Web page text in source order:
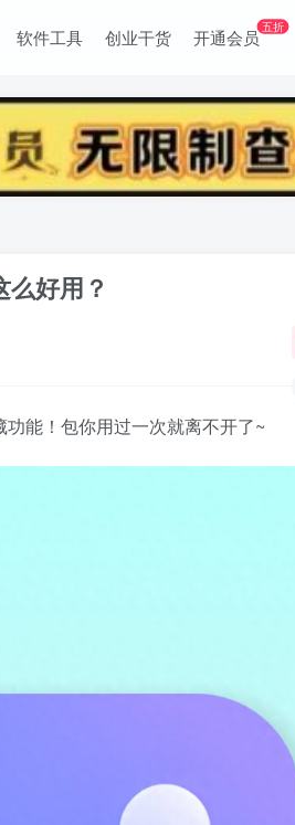
软件工具 创业干货 开通会员五折
好用？
能！包你用过一次就离不开了~